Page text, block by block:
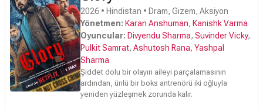
2026 • Hindistan • Dram, Gizem, Aksiyon
Yönetmen: Karan Anshuman, Kanishk Varma
Oyuncular: Divyendu Sharma, Suvinder Vicky,
Pulkit Samrat, Ashutosh Rana, Yashpal
Sharma
Şiddet dolu bir olayın aileyi parçalamasının
ardından, ünlü bir boks antrenörü iki oğluyla
yeniden yüzleşmek zorunda kalır.